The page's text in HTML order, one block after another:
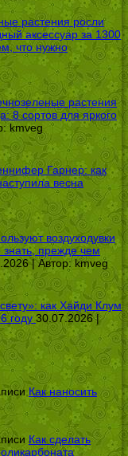
растения росли
аксессуар за 1300
что нужно
растения
8 сортов для яркого
kmveg
Гарнер: как
весна
воздуходувки
прежде чем
| Автор: kmveg
как Хайди Клум
году 30.07.2026 |
Как наносить
Как сделать